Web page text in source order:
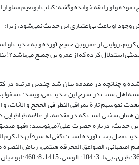
و او را ثقه خوانده وگفته: کتاب ابونعیم مملو از
او باعث بی‌اعتباری این حدیث نمی‌شود، زیرا:
روایتی از عمرو بن جمیع آورده و به حدیث او
استدلال کرده که از عمرو بن جمیع می‌باشد؟!
و چنانچه در مقدمه بیان شد چندین مرتبه در
اهل سنت در شرح این حدیث می‌نویسد: «سمّوا
تارهً بمراقی النظر فی الحجج و الآیات، و
أخبروا عنها علی ما هی علیه» (مناوی، 1415، 4: 313). و این همان سخنی
چنانکه هستند می‌بینند. مناوی در کتاب
الصواعق المحرقه هیتمی، ریاض النضره